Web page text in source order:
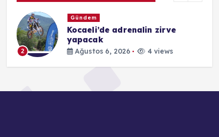
2
Gündem
Kocaeli’de adrenalin zirve
yapacak
Ağustos 6, 2026 4 views